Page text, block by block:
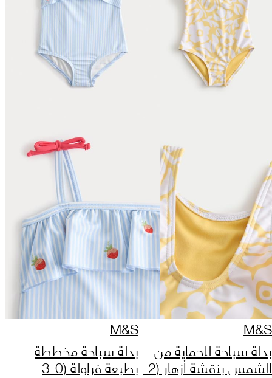
M&S
بدلة سباحة للحماية من
الشمس بنقشة أزهار (2-
M&S
بدلة سباحة مخططة
بطبعة فراولة (0-3